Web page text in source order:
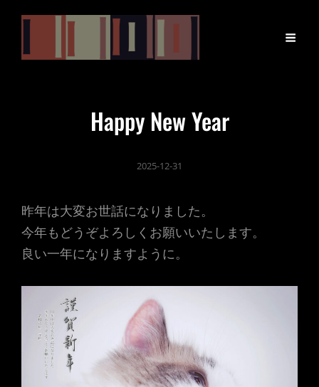
Happy New Year
2025-12-31
昨年は大変お世話になりました。
今年もどうぞよろしくお願いいたします。
良い一年になりますように。